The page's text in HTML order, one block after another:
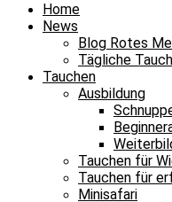
Home
News
Blog Rotes
Tägliche
Tauchen
Ausbildung
Tauchen für
Tauchen für
Minisafari